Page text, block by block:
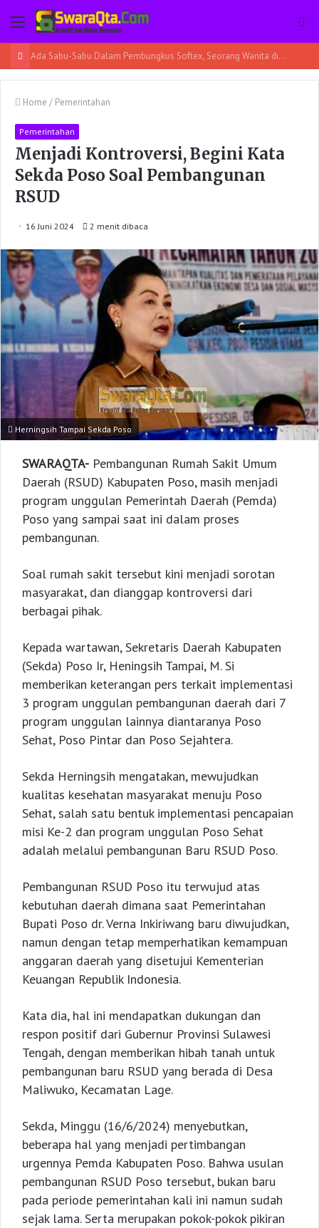
Menu
Ada Sabu-Sabu Dalam Pembungkus Softex, Seorang Wanita di Poso Pesisir Bersama Temannya Ditangkap
Home / Pemerintahan
Pemerintahan
Menjadi Kontroversi, Begini Kata
Sekda Poso Soal Pembangunan
RSUD
16 Juni 2024 2 menit dibaca
Herningsih Tampai Sekda Poso
SWARAQTA- Pembangunan Rumah Sakit Umum
Daerah (RSUD) Kabupaten Poso, masih menjadi
program unggulan Pemerintah Daerah (Pemda)
Poso yang sampai saat ini dalam proses
pembangunan.
Soal rumah sakit tersebut kini menjadi sorotan
masyarakat, dan dianggap kontroversi dari
berbagai pihak.
Kepada wartawan, Sekretaris Daerah Kabupaten
(Sekda) Poso Ir, Heningsih Tampai, M. Si
memberikan keterangan pers terkait implementasi
3 program unggulan pembangunan daerah dari 7
program unggulan lainnya diantaranya Poso
Sehat, Poso Pintar dan Poso Sejahtera.
Sekda Herningsih mengatakan, mewujudkan
kualitas kesehatan masyarakat menuju Poso
Sehat, salah satu bentuk implementasi pencapaian
misi Ke-2 dan program unggulan Poso Sehat
adalah melalui pembangunan Baru RSUD Poso.
Pembangunan RSUD Poso itu terwujud atas
kebutuhan daerah dimana saat Pemerintahan
Bupati Poso dr. Verna Inkiriwang baru diwujudkan,
namun dengan tetap memperhatikan kemampuan
anggaran daerah yang disetujui Kementerian
Keuangan Republik Indonesia.
Kata dia, hal ini mendapatkan dukungan dan
respon positif dari Gubernur Provinsi Sulawesi
Tengah, dengan memberikan hibah tanah untuk
pembangunan baru RSUD yang berada di Desa
Maliwuko, Kecamatan Lage.
Sekda, Minggu (16/6/2024) menyebutkan,
beberapa hal yang menjadi pertimbangan
urgennya Pemda Kabupaten Poso. Bahwa usulan
pembangunan RSUD Poso tersebut, bukan baru
pada periode pemerintahan kali ini namun sudah
sejak lama. Serta merupakan pokok-pokok pikiran